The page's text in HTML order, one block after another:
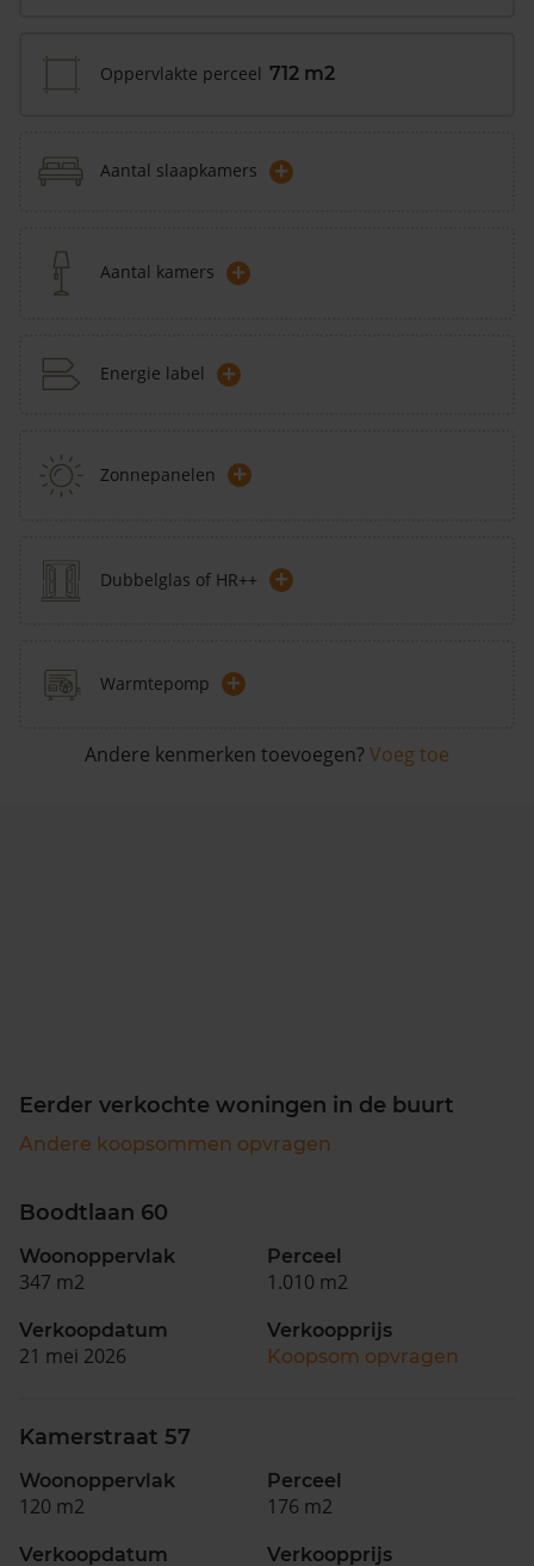
Oppervlakte perceel 712 m2
Aantal slaapkamers +
Aantal kamers +
Energie label +
Zonnepanelen +
Dubbelglas of HR++ +
Warmtepomp +
Andere kenmerken toevoegen? Voeg toe
Eerder verkochte woningen in de buurt
Andere koopsommen opvragen
Boodtlaan 60
Woonoppervlak
347 m2
Perceel
1.010 m2
Verkoopdatum
21 mei 2026
Verkoopprijs
Koopsom opvragen
Kamerstraat 57
Woonoppervlak
120 m2
Perceel
176 m2
Verkoopdatum
Verkoopprijs